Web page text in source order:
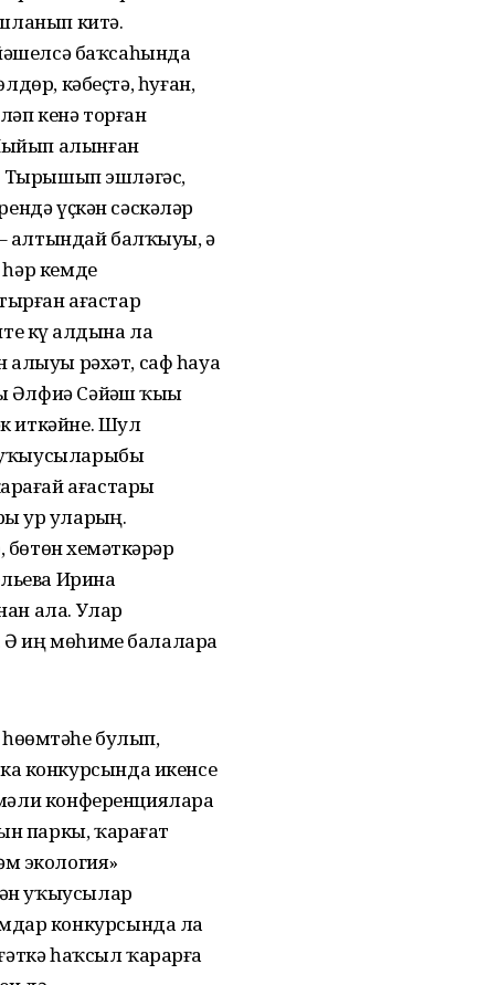
китә.
баҡсаһында
кәбеҫтә, һуған,
кенә торған
алынған
Тырышып эшләгәс,
үҫкән сәскәләр
– алтындай балҡыуы, ә
кемде
ағастар
күҙ алдына ла
алыуы рәхәт, саф һауа
Сәйҙәш ҡыҙы
иткәйне. Шул
ағастары
ҙур уларҙың.
хеҙмәткәрҙәр
Ирина
ала. Улар
иң мөһиме балаларҙа
булып,
конкурсында икенсе
конференцияларҙа
паркы, ҡарағат
экология»
уҡыусылар
конкурсында ла
һаҡсыл ҡарарға